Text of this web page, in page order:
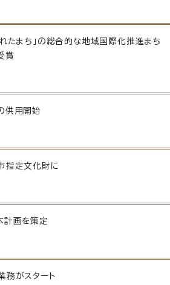
たまち」の総合的な地域国際化推進まち
賞
供用開始
指定文化財に
画を策定
務がスタート